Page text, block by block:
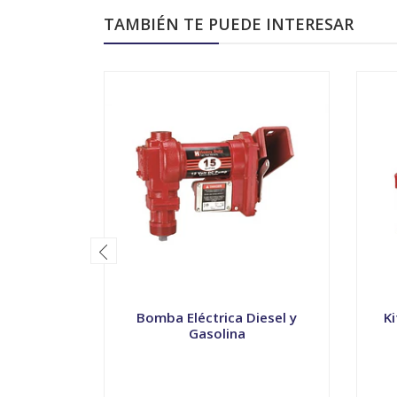
TAMBIÉN TE PUEDE INTERESAR
Bomba Eléctrica Diesel y
Gasolina